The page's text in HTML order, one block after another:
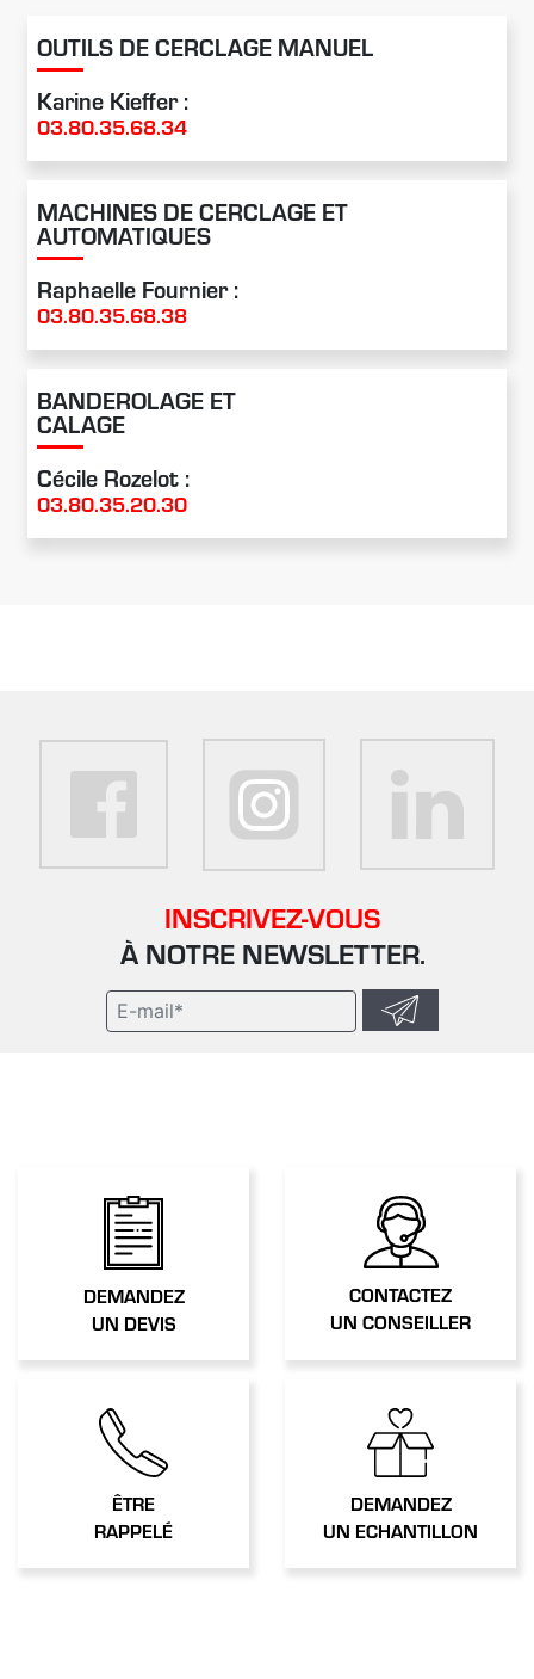
OUTILS DE CERCLAGE MANUEL
Karine Kieffer :
03.80.35.68.34
MACHINES DE CERCLAGE ET
AUTOMATIQUES
Raphaelle Fournier :
03.80.35.68.38
BANDEROLAGE ET
CALAGE
Cécile Rozelot :
03.80.35.20.30
INSCRIVEZ-VOUS
À NOTRE NEWSLETTER.
DEMANDEZ
UN DEVIS
CONTACTEZ
UN CONSEILLER
ÊTRE
RAPPELÉ
DEMANDEZ
UN ECHANTILLON